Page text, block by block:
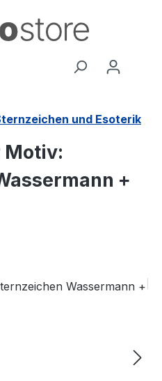
und Esoterik
Motiv:
+